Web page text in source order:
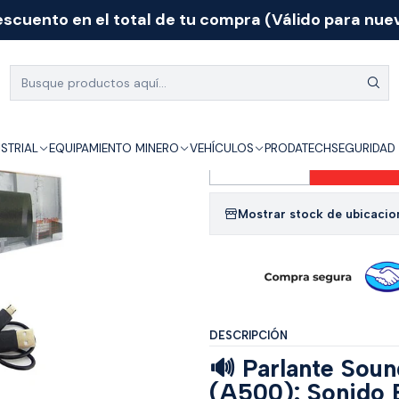
EQUIPAMIENTO MINERO VEHÍCULOS PRODATECH
en el total de tu compra (Válido para
Inicio Catálogo PARLANTE RECARGABLE BLUETOOTH SOUND BAR
PARLANTE
Cantidad
Mostrar stock de
DESCRIPCIÓN
🔊 Parlante
(A500): Sonido